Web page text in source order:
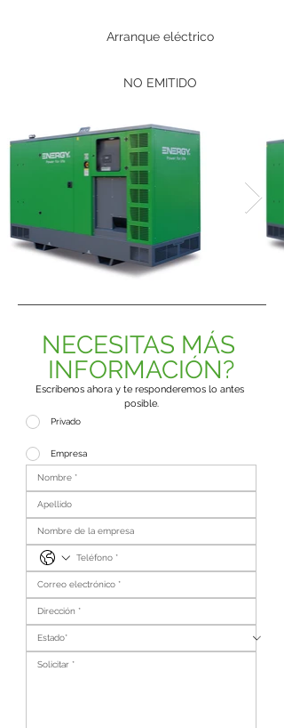
Arranque eléctrico
NO EMITIDO
NECESITAS MÁS
INFORMACIÓN?
Escríbenos ahora y te responderemos lo antes
posible.
Privado
Empresa